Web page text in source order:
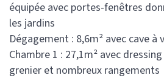
équipée avec portes-fenêtres
les jardins
Dégagement : 8,6m² avec cave à
Chambre 1 : 27,1m² avec
grenier et nombreux rangements